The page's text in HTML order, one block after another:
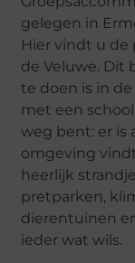
gelegen in
Hier vindt u de
de Veluwe. Dit
te doen is in
met een
weg bent: er is
omgeving
heerlijk
pretparken,
dierentuinen
ieder wat wils.